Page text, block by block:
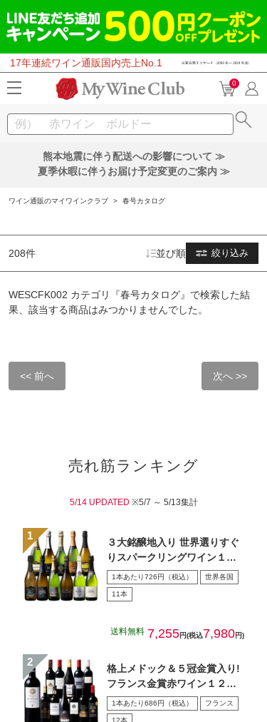
17年連続ワイン通販国内売上No.1
0
熊本地震に伴う配送への影響について ≫
夏季休暇に伴うお届け予定変更のご案内 ≫
ワイン通販のマイワインクラブ > 春号カタログ
208件 絞り込み
並び順
WESCFK002 カテゴリ『春号カタログ』で検索した結
果、該当する商品はみつかりませんでした。
<< 前へ 次へ >>
売れ筋ランキング
5/14 UPDATED ※5/7 ～ 5/13集計
３大銘醸地入り 世界選りすぐ
りスパークリングワイン１１
本セット 第４３弾
1本あたり726円（税込） 世界各国
11本
送料無料 7,255円(税込7,980円)
格上メドック＆５冠金賞入り!
フランス金賞赤ワイン１２本
セット 第１０８弾
1本あたり686円（税込） フランス
12本